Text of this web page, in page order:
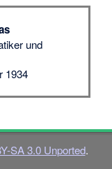
und
1934
SA 3.0 Unported.